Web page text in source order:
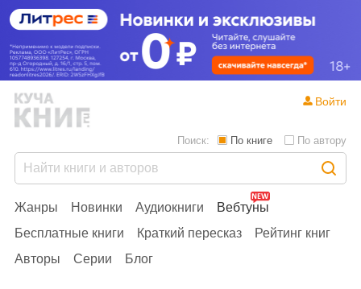
Жанры Новинки Аудиокниги
Вебтуны
Бесплатные книги
Краткий пересказ
Рейтинг книг
Авторы
Серии Блог
Поиск: По книге По автору
Войти